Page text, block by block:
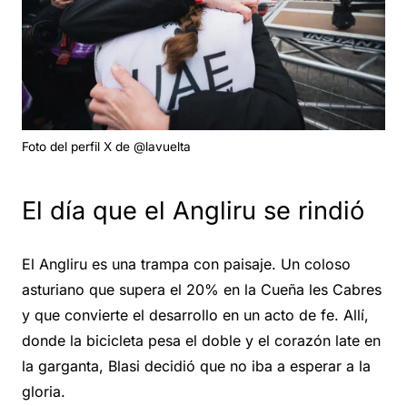
Foto del perfil X de @lavuelta
El día que el Angliru se rindió
El Angliru es una trampa con paisaje. Un coloso
asturiano que supera el 20% en la Cueña les Cabres
y que convierte el desarrollo en un acto de fe. Allí,
donde la bicicleta pesa el doble y el corazón late en
la garganta, Blasi decidió que no iba a esperar a la
gloria.